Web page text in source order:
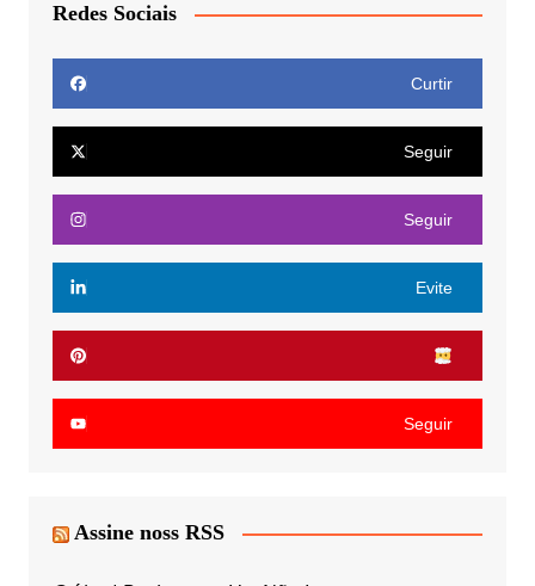
Redes Sociais
Curtir
Seguir
Seguir
Evite
Seguir
Assine noss RSS